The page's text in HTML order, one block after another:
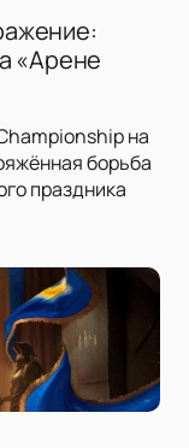
«Арене
на
борьба
праздника